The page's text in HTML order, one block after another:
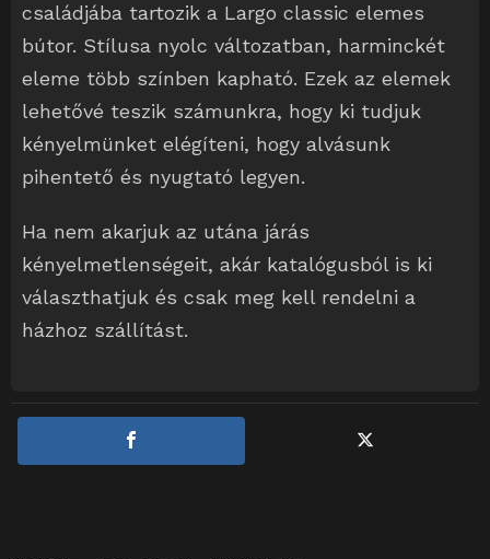
családjába tartozik a Largo classic elemes
bútor. Stílusa nyolc változatban, harminckét
eleme több színben kapható. Ezek az elemek
lehetővé teszik számunkra, hogy ki tudjuk
kényelmünket elégíteni, hogy alvásunk
pihentető és nyugtató legyen.
Ha nem akarjuk az utána járás
kényelmetlenségeit, akár katalógusból is ki
választhatjuk és csak meg kell rendelni a
házhoz szállítást.